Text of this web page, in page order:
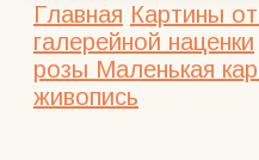
Главная Картины
галерейной наценки
розы Маленькая
живопись